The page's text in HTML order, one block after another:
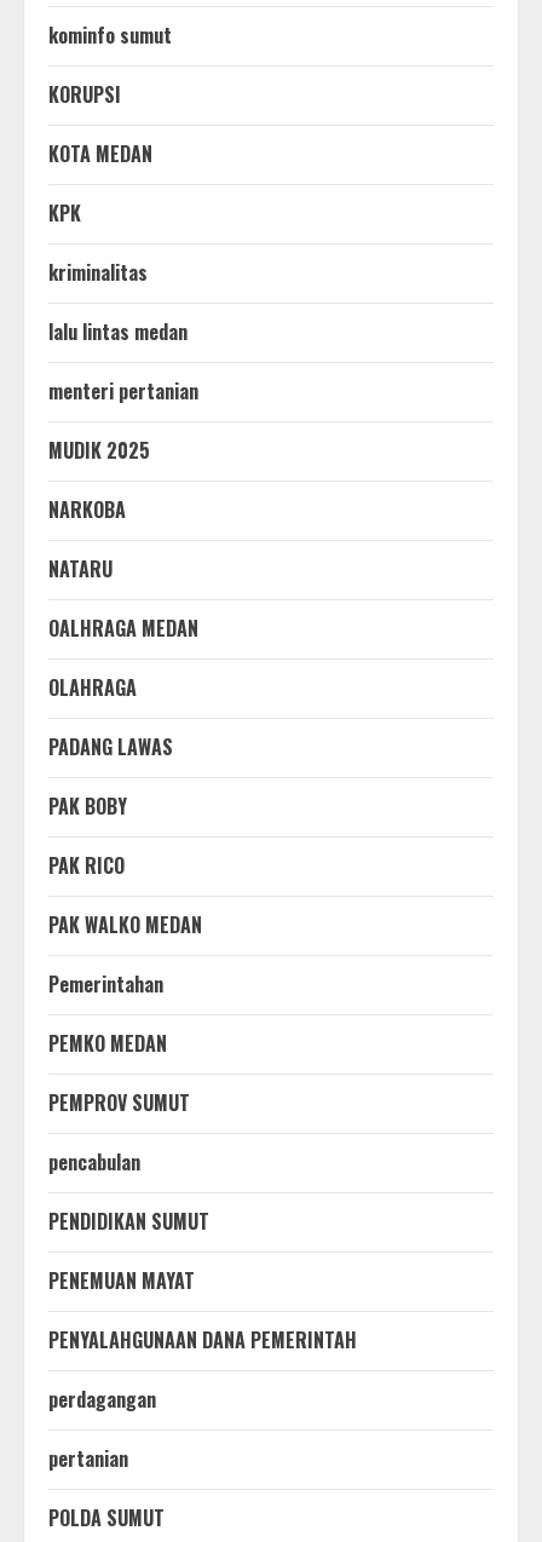
kominfo sumut
KORUPSI
KOTA MEDAN
KPK
kriminalitas
lalu lintas medan
menteri pertanian
MUDIK 2025
NARKOBA
NATARU
OALHRAGA MEDAN
OLAHRAGA
PADANG LAWAS
PAK BOBY
PAK RICO
PAK WALKO MEDAN
Pemerintahan
PEMKO MEDAN
PEMPROV SUMUT
pencabulan
PENDIDIKAN SUMUT
PENEMUAN MAYAT
PENYALAHGUNAAN DANA PEMERINTAH
perdagangan
pertanian
POLDA SUMUT